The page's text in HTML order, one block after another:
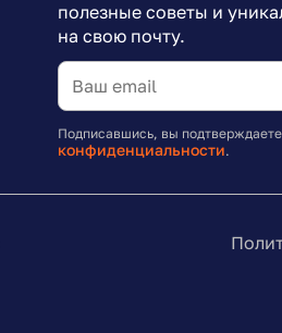
полезные советы и
на свою почту.
Подписавшись, вы
конфиденциальности.